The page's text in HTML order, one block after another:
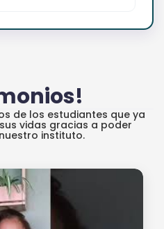
de los estudiantes que ya
vidas gracias a poder
instituto.